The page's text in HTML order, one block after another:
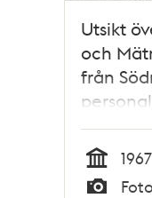
Utsikt
och
från
ligger
Tid
1967
Foto